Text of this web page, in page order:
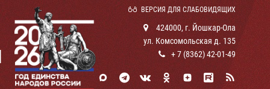
ВЕРСИЯ ДЛЯ СЛАБОВИДЯЩИХ
424000, г. Йошкар-Ола
ул. Комсомольская д. 135
+ 7 (8362) 42-01-49